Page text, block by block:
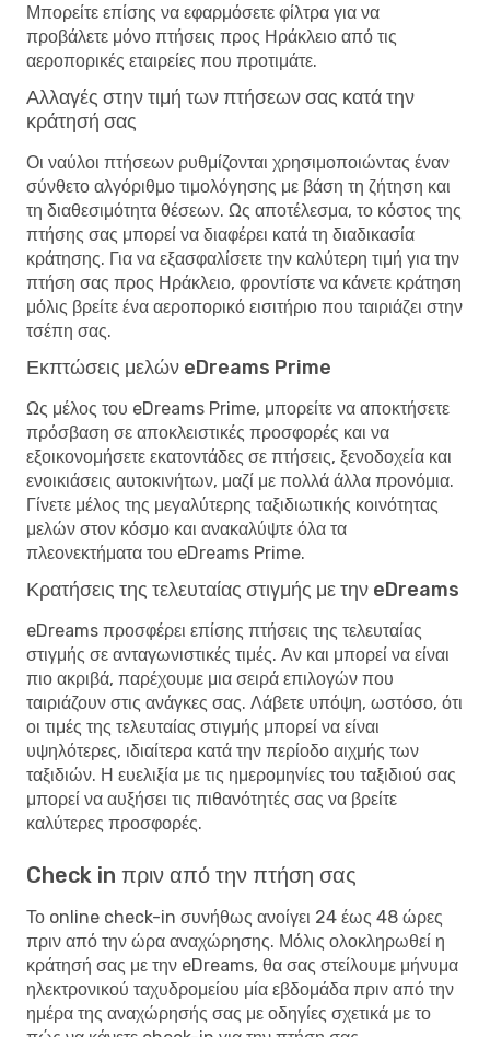
Μπορείτε επίσης να εφαρμόσετε φίλτρα για να
προβάλετε μόνο πτήσεις προς Ηράκλειο από τις
αεροπορικές εταιρείες που προτιμάτε.
Αλλαγές στην τιμή των πτήσεων σας κατά την
κράτησή σας
Οι ναύλοι πτήσεων ρυθμίζονται χρησιμοποιώντας έναν
σύνθετο αλγόριθμο τιμολόγησης με βάση τη ζήτηση και
τη διαθεσιμότητα θέσεων. Ως αποτέλεσμα, το κόστος της
πτήσης σας μπορεί να διαφέρει κατά τη διαδικασία
κράτησης. Για να εξασφαλίσετε την καλύτερη τιμή για την
πτήση σας προς Ηράκλειο, φροντίστε να κάνετε κράτηση
μόλις βρείτε ένα αεροπορικό εισιτήριο που ταιριάζει στην
τσέπη σας.
Εκπτώσεις μελών eDreams Prime
Ως μέλος του eDreams Prime, μπορείτε να αποκτήσετε
πρόσβαση σε αποκλειστικές προσφορές και να
εξοικονομήσετε εκατοντάδες σε πτήσεις, ξενοδοχεία και
ενοικιάσεις αυτοκινήτων, μαζί με πολλά άλλα προνόμια.
Γίνετε μέλος της μεγαλύτερης ταξιδιωτικής κοινότητας
μελών στον κόσμο και ανακαλύψτε όλα τα
πλεονεκτήματα του eDreams Prime.
Κρατήσεις της τελευταίας στιγμής με την eDreams
eDreams προσφέρει επίσης πτήσεις της τελευταίας
στιγμής σε ανταγωνιστικές τιμές. Αν και μπορεί να είναι
πιο ακριβά, παρέχουμε μια σειρά επιλογών που
ταιριάζουν στις ανάγκες σας. Λάβετε υπόψη, ωστόσο, ότι
οι τιμές της τελευταίας στιγμής μπορεί να είναι
υψηλότερες, ιδιαίτερα κατά την περίοδο αιχμής των
ταξιδιών. Η ευελιξία με τις ημερομηνίες του ταξιδιού σας
μπορεί να αυξήσει τις πιθανότητές σας να βρείτε
καλύτερες προσφορές.
Check in πριν από την πτήση σας
Το online check-in συνήθως ανοίγει 24 έως 48 ώρες
πριν από την ώρα αναχώρησης. Μόλις ολοκληρωθεί η
κράτησή σας με την eDreams, θα σας στείλουμε μήνυμα
ηλεκτρονικού ταχυδρομείου μία εβδομάδα πριν από την
ημέρα της αναχώρησής σας με οδηγίες σχετικά με το